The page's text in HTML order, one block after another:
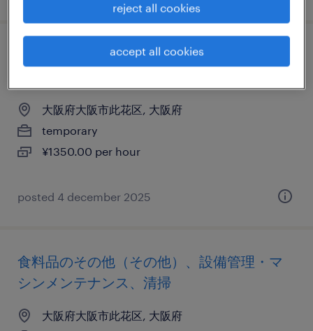
物流・ロジスティクスの仕分け・ピッキン
大阪府大阪市此花区, 大阪府
temporary
¥1350.00 per hour
posted 4 december 2025
食料品のその他（その他）、設備管理・マ
シンメンテナンス、清掃
大阪府大阪市此花区, 大阪府
reject all cookies
accept all cookies